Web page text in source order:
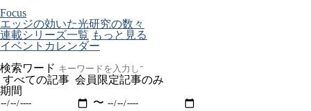
Focus
エッジの効いた光研究の数々
連載シリーズ一覧 もっと見る
イベントカレンダー
検索ワード
すべての記事 会員限定記事のみ
期間
〜